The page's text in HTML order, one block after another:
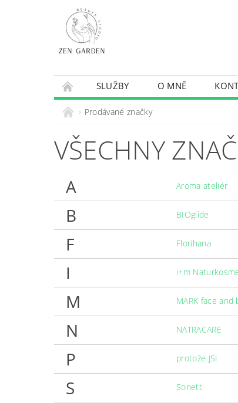
SLUŽBY O MNĚ
Prodávané značky
VŠECHNY
A Aroma ateliér
B BIOglide
F Florihana
I i+m
M MARK face and
N NATRACARE
P protože JSI
S Sonett